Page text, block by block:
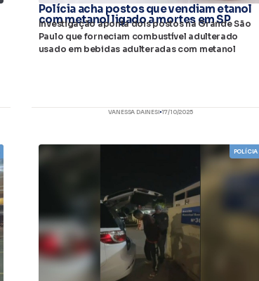
Polícia acha postos que vendiam etanol
com metanol ligado a mortes em SP
Investigação aponta dois postos na Grande São
Paulo que forneciam combustível adulterado
usado em bebidas adulteradas com metanol
VANESSA DAINESI 17/10/2025
POLÍCIA